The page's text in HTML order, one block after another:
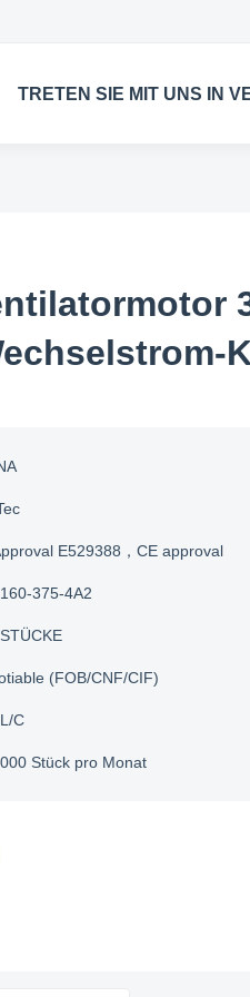
TRETEN SIE MIT UNS IN
E529388，CE approval
375-4A2
(FOB/CNF/CIF)
C
Stück pro Monat